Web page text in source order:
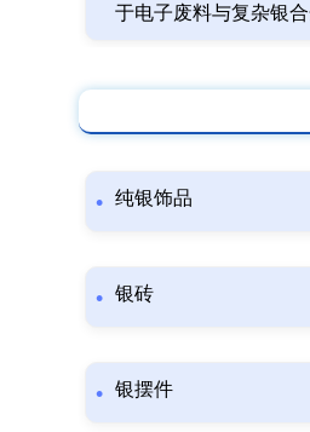
于电子废料与复杂银合
纯银饰品
银砖
银摆件